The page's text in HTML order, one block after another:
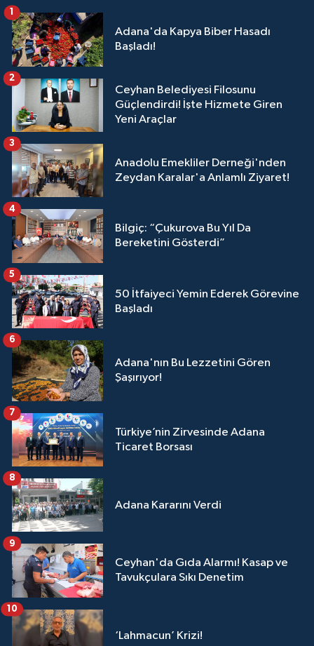
Adana'da Kapya Biber Hasadı
Başladı!
1
Ceyhan Belediyesi Filosunu
Güçlendirdi! İşte Hizmete Giren
Yeni Araçlar
2
Anadolu Emekliler Derneği'nden
Zeydan Karalar'a Anlamlı Ziyaret!
3
Bilgiç: “Çukurova Bu Yıl Da
Bereketini Gösterdi”
4
50 İtfaiyeci Yemin Ederek Görevine
Başladı
5
Adana'nın Bu Lezzetini Gören
Şaşırıyor!
6
Türkiye’nin Zirvesinde Adana
Ticaret Borsası
7
Adana Kararını Verdi
8
Ceyhan'da Gıda Alarmı! Kasap ve
Tavukçulara Sıkı Denetim
9
‘Lahmacun’ Krizi!
10